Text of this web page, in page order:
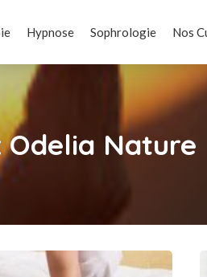
Hypnose Sophrologie Nos
Odelia Nature